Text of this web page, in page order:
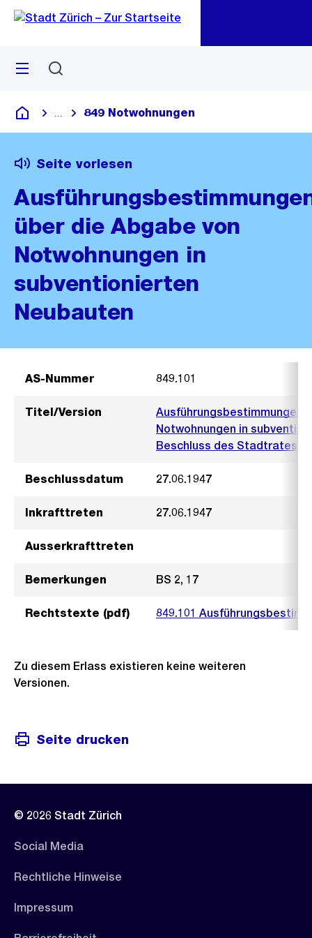
Navigation
Sprunglink
Menü
Deutsch
Blende alle Breadcrumbs ein
849 Notwohnungen
Seite vorlesen
über die Abgabe von
Notwohnungen in
subventionierten
Neubauten
AS-Nummer 849.101
Titel/Version
Ausführungsbestimmungen
Notwohnungen in
Beschluss des Stadtrates
Beschlussdatum 27.06.1947
Inkrafttreten 27.06.1947
Ausserkrafttreten
Bemerkungen BS 2, 17
Rechtstexte (pdf) 849.101
Zu diesem Erlass existieren keine weiteren
Versionen.
Seite drucken
© 2026 Stadt Zürich
Social Media
Rechtliche Hinweise
Impressum